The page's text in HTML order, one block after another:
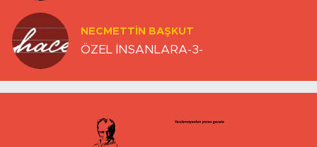
NECMETTIN BAŞKUT
ÖZEL İNSANLARA-3-